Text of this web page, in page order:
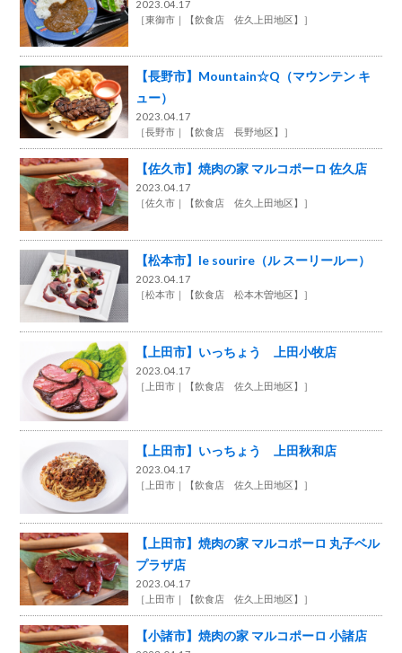
2023.04.17
［東御市 【飲食店 佐久上田地区】 ］
【長野市】Mountain☆Q（マウンテン キ
ュー）
2023.04.17
［長野市 【飲食店 長野地区】 ］
【佐久市】焼肉の家 マルコポーロ 佐久店
2023.04.17
［佐久市 【飲食店 佐久上田地区】 ］
【松本市】le sourire（ル スーリールー）
2023.04.17
［松本市 【飲食店 松本木曽地区】 ］
【上田市】いっちょう 上田小牧店
2023.04.17
［ 上田市 【飲食店 佐久上田地区】 ］
【上田市】いっちょう 上田秋和店
2023.04.17
［ 上田市 【飲食店 佐久上田地区】 ］
【上田市】焼肉の家 マルコポーロ 丸子ベル
プラザ店
2023.04.17
［ 上田市 【飲食店 佐久上田地区】 ］
【小諸市】焼肉の家 マルコポーロ 小諸店